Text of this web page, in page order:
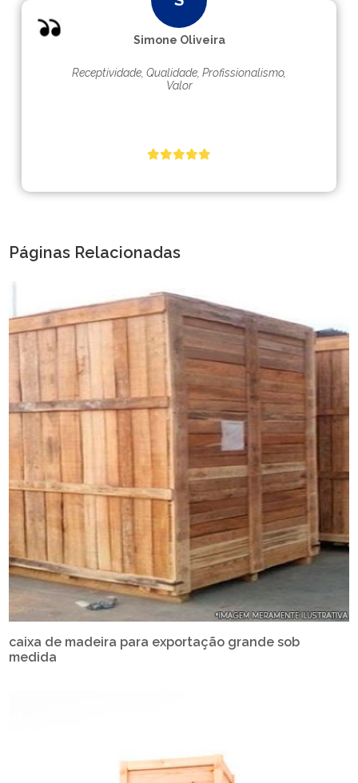
Simone Oliveira
Receptividade, Qualidade, Profissionalismo,
Valor
Páginas Relacionadas
caixa de madeira para exportação grande sob
medida